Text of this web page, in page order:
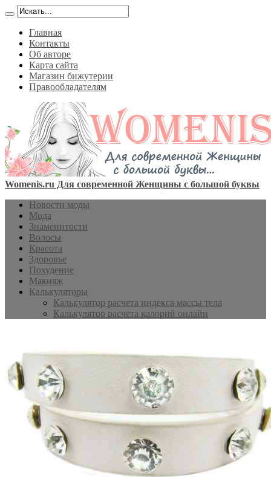
Главная
Контакты
Об авторе
Карта сайта
Магазин бижутерии
Правообладателям
Womenis.ru Для современной Женщины с большой буквы
Новости моды
Мода
Знаменитости
Волосы
Красота
Здоровье
Похудение
Макияж
Калькуляторы
Калькулятор расчета индекса массы тела
Калькулятор расчета калорий онлайн